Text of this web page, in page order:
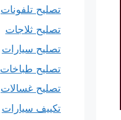
تصليح تلفونات
تصليح ثلاجات
تصليح سيارات
تصليح طباخات
تصليح غسالات
تكييف سيارات